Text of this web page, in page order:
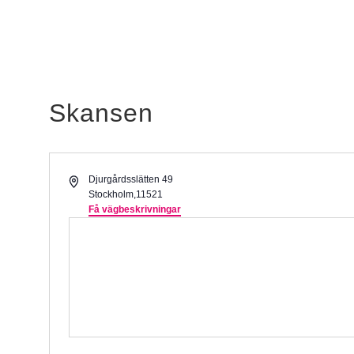
Skansen
AdressDjurgårdsslätten 49
Stockholm,11521
Få vägbeskrivningar